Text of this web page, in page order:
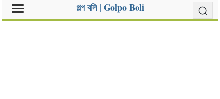
গল্প বলি | Golpo Boli